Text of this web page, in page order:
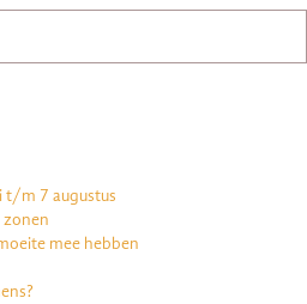
t/m 7 augustus
zonen
mee hebben